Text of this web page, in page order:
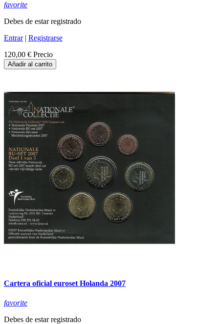
favorite
Debes de estar registrado
Entrar| Registrarse
120,00 € Precio
Añadir al carrito
Cartera oficial euroset Holanda 2007
favorite
Debes de estar registrado